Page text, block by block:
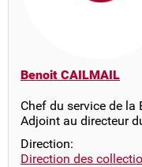
Benoit CAILMAIL
Chef du service de la
Adjoint au directeur
Direction:
Direction des